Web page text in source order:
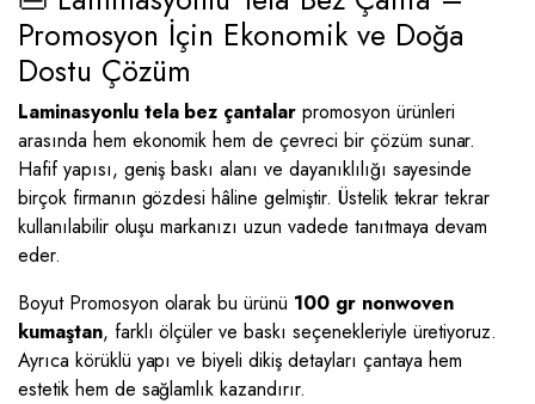
Promosyon İçin Ekonomik ve Doğa
Dostu Çözüm
Laminasyonlu tela bez çantalar promosyon ürünleri
arasında hem ekonomik hem de çevreci bir çözüm sunar.
Hafif yapısı, geniş baskı alanı ve dayanıklılığı sayesinde
birçok firmanın gözdesi hâline gelmiştir. Üstelik tekrar tekrar
kullanılabilir oluşu markanızı uzun vadede tanıtmaya devam
eder.
Boyut Promosyon olarak bu ürünü 100 gr nonwoven
kumaştan, farklı ölçüler ve baskı seçenekleriyle üretiyoruz.
Ayrıca körüklü yapı ve biyeli dikiş detayları çantaya hem
estetik hem de sağlamlık kazandırır.